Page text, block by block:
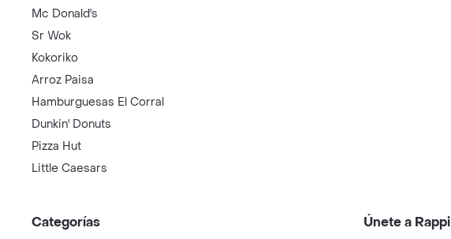
Mc Donald's
Sr Wok
Kokoriko
Arroz Paisa
Hamburguesas El Corral
Dunkin' Donuts
Pizza Hut
Little Caesars
Categorías Únete a Rappi